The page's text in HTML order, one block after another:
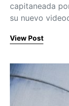
capitaneada
su nuevo
View Post